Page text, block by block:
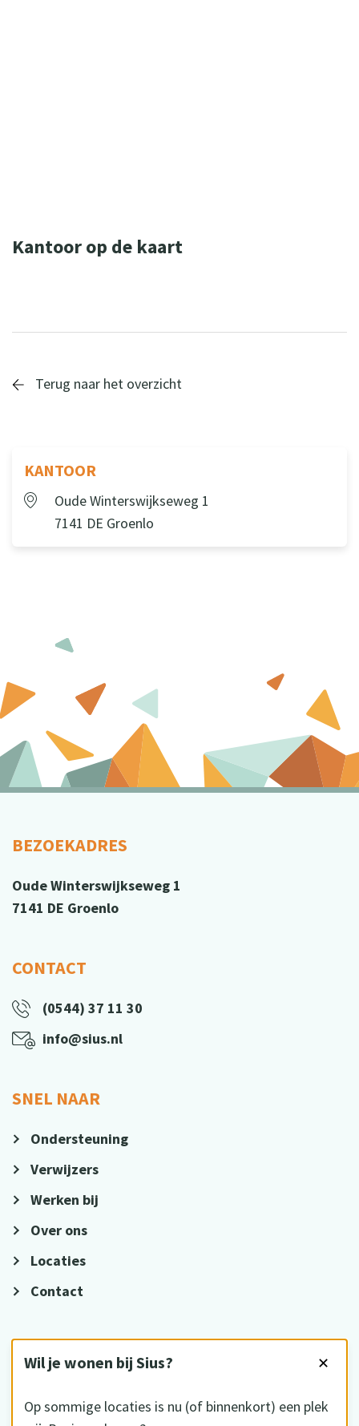
Wil je wonen bij Sius? ✕
Op sommige locaties is nu (of binnenkort) een plek
KANTOOR
Oude Winterswijkseweg 1
7141 DE Groenlo
Kantoor op de kaart
−
Terug naar het overzicht
BEZOEKADRES
Oude Winterswijkseweg 1
7141 DE Groenlo
CONTACT
(0544) 37 11 30
info@sius.nl
SNEL NAAR
Ondersteuning
Verwijzers
Werken bij
Over ons
Locaties
Contact